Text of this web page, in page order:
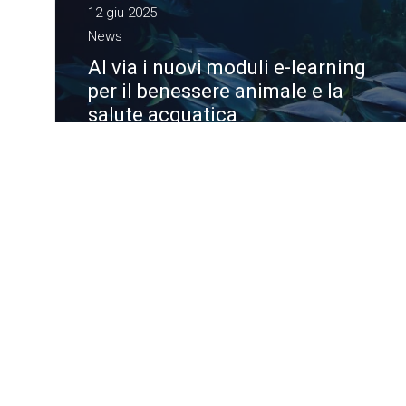
12 giu 2025
News
Al via i nuovi moduli e-learning
per il benessere animale e la
salute acquatica